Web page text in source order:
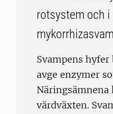
rotsystem och i
Svampens
avge enzymer
Näringsämnena
värdväxten.